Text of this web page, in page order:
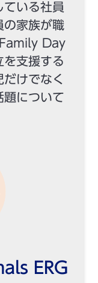
ている社員
の家族が職
Day
を支援する
けでなく
題について
ERG